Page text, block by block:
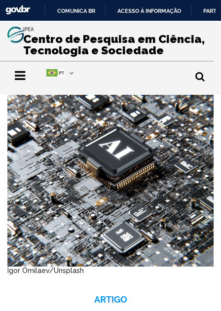
PARA
O
CONTEÚDO
COMUNICA BR ACESSO À INFORMAÇÃO
IPEA
Centro de Pesquisa em Ciência,
Tecnologia e Sociedade
Igor Omilaev/Unsplash
ARTIGO